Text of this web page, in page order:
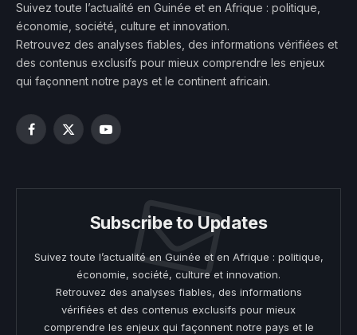
Suivez toute l’actualité en Guinée et en Afrique : politique,
économie, société, culture et innovation.
Retrouvez des analyses fiables, des informations vérifiées et
des contenus exclusifs pour mieux comprendre les enjeux
qui façonnent notre pays et le continent africain.
Facebook
X
YouTube
Subscribe to Updates
Suivez toute l’actualité en Guinée et en Afrique : politique,
économie, société, culture et innovation.
Retrouvez des analyses fiables, des informations
vérifiées et des contenus exclusifs pour mieux
comprendre les enjeux qui façonnent notre pays et le